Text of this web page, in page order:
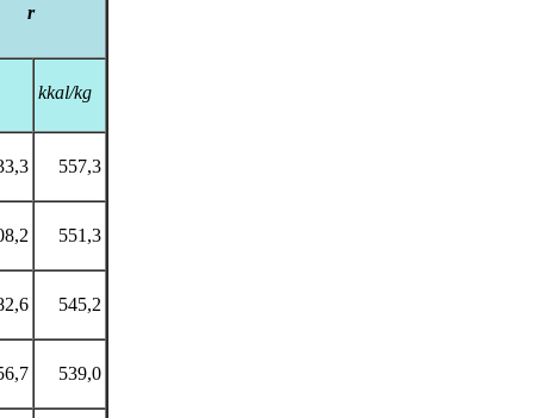
r
kkal/kg
557,3
551,3
545,2
539,0